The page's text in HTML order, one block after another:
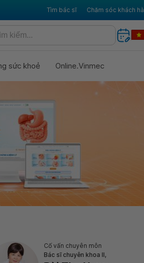
Tìm bác sĩ Chăm sóc khách
sức khoẻ Online.Vinmec
Cố vấn chuyên môn
Bác sĩ chuyên khoa II,